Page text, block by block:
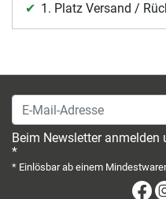
1. Platz Versand /
E-Mail-Adresse
Beim Newsletter anmelden
*
* Einlösbar ab einem